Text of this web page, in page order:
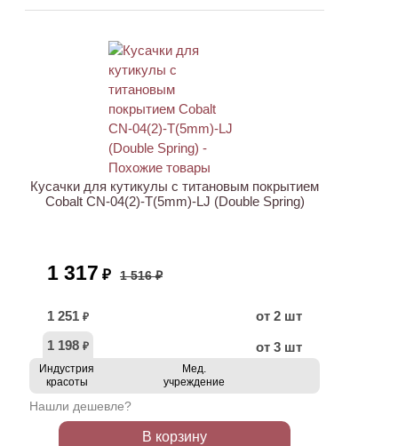
Кусачки для кутикулы с титановым покрытием
Cobalt CN-04(2)-T(5mm)-LJ (Double Spring)
1 317 ₽ 1 516 ₽
1 251 ₽
от 2 шт
1 198 ₽ от 3 шт
Индустрия
красоты
Мед.
учреждение
Нашли дешевле?
В корзину